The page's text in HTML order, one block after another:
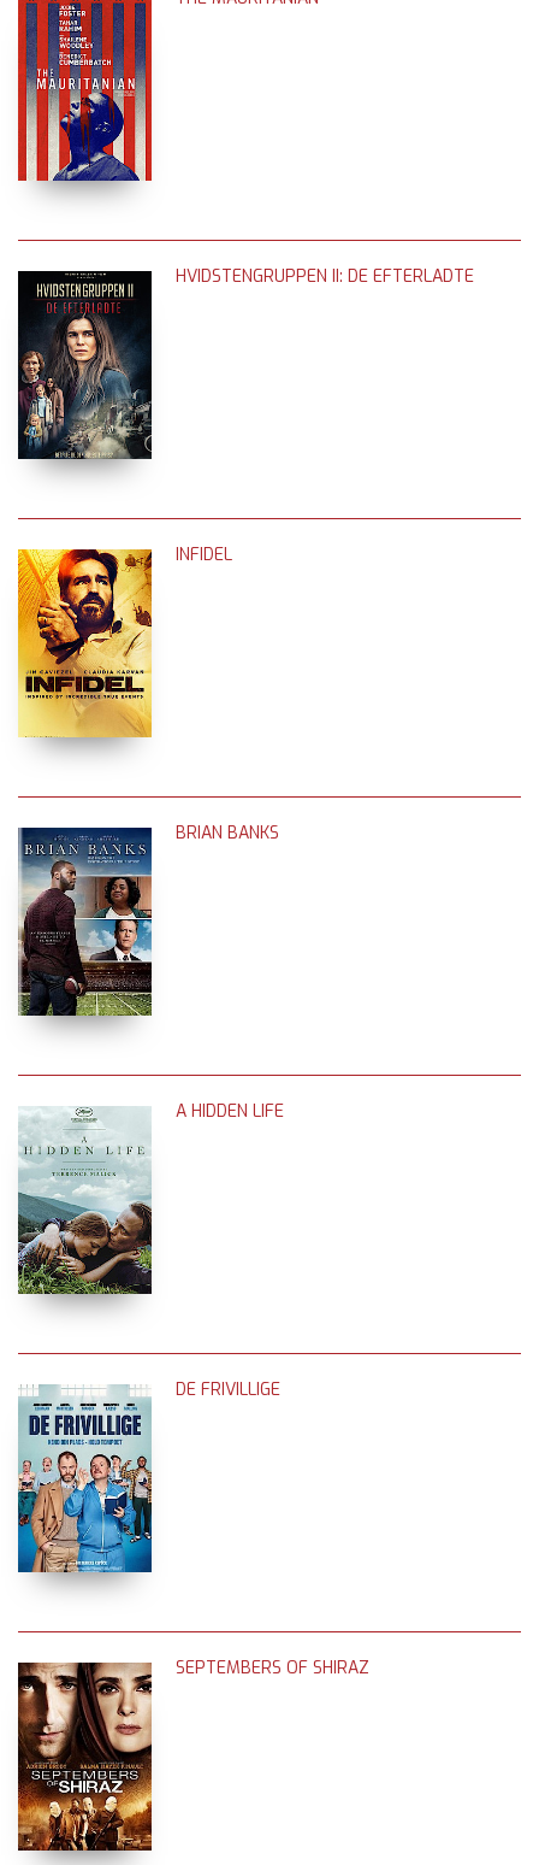
HVIDSTENGRUPPEN II: DE EFTERLADTE
INFIDEL
BRIAN BANKS
A HIDDEN LIFE
DE FRIVILLIGE
SEPTEMBERS OF SHIRAZ